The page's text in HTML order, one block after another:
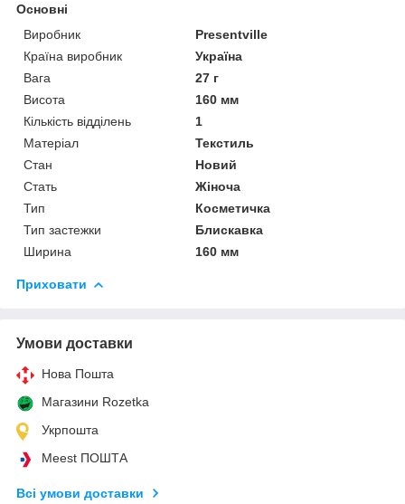
Основні
Виробник
Presentville
Країна виробник
Україна
Вага
27 г
Висота
160 мм
Кількість відділень
1
Матеріал
Текстиль
Стан
Новий
Стать
Жіноча
Тип
Косметичка
Тип застежки
Блискавка
Ширина
160 мм
Приховати
Умови доставки
Нова Пошта
Магазини Rozetka
Укрпошта
Meest ПОШТА
Всі умови доставки